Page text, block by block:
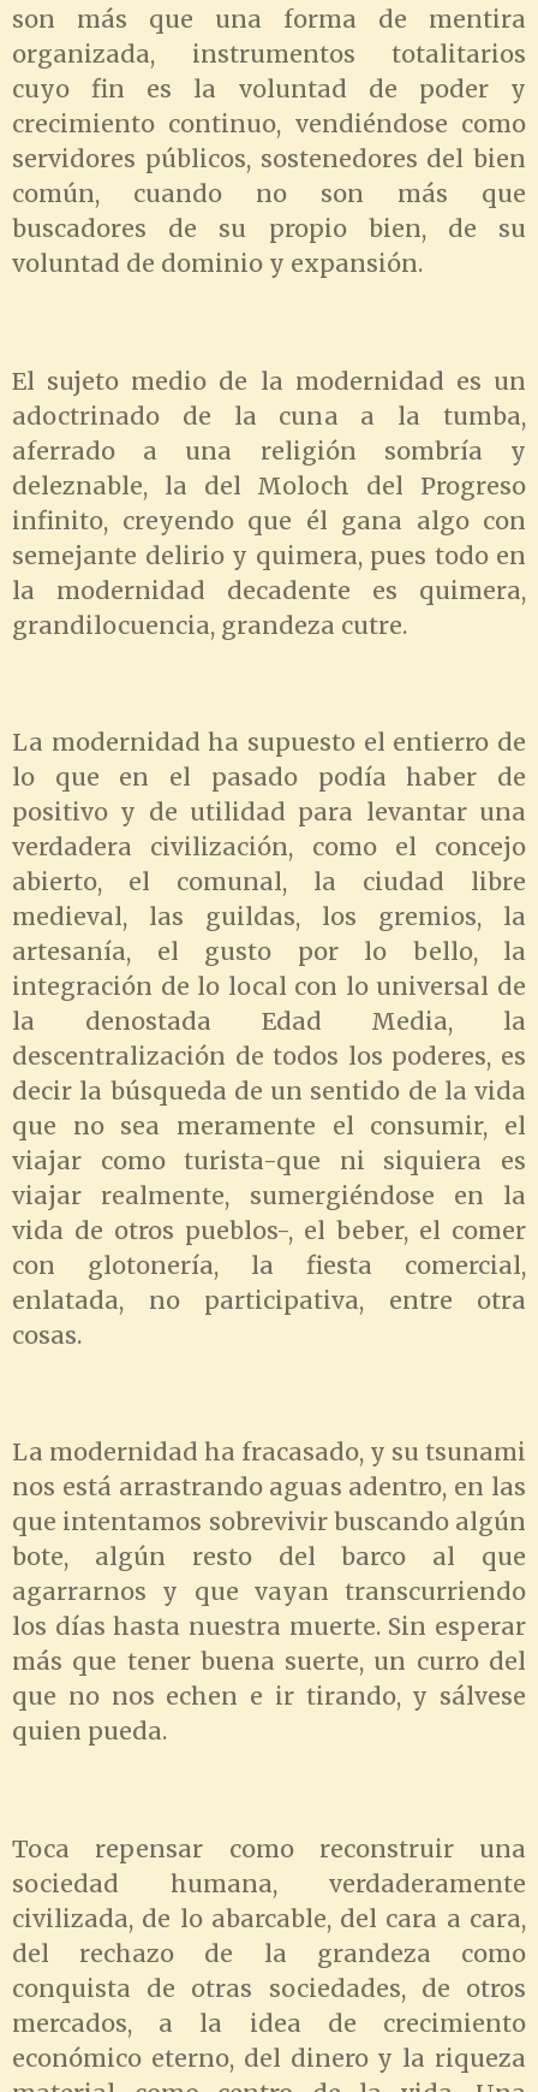
son más que una forma de mentira
organizada, instrumentos totalitarios
cuyo fin es la voluntad de poder y
crecimiento continuo, vendiéndose como
servidores públicos, sostenedores del bien
común, cuando no son más que
buscadores de su propio bien, de su
voluntad de dominio y expansión.
El sujeto medio de la modernidad es un
adoctrinado de la cuna a la tumba,
aferrado a una religión sombría y
deleznable, la del Moloch del Progreso
infinito, creyendo que él gana algo con
semejante delirio y quimera, pues todo en
la modernidad decadente es quimera,
grandilocuencia, grandeza cutre.
La modernidad ha supuesto el entierro de
lo que en el pasado podía haber de
positivo y de utilidad para levantar una
verdadera civilización, como el concejo
abierto, el comunal, la ciudad libre
medieval, las guildas, los gremios, la
artesanía, el gusto por lo bello, la
integración de lo local con lo universal de
la denostada Edad Media, la
descentralización de todos los poderes, es
decir la búsqueda de un sentido de la vida
que no sea meramente el consumir, el
viajar como turista-que ni siquiera es
viajar realmente, sumergiéndose en la
vida de otros pueblos-, el beber, el comer
con glotonería, la fiesta comercial,
enlatada, no participativa, entre otra
cosas.
La modernidad ha fracasado, y su tsunami
nos está arrastrando aguas adentro, en las
que intentamos sobrevivir buscando algún
bote, algún resto del barco al que
agarrarnos y que vayan transcurriendo
los días hasta nuestra muerte. Sin esperar
más que tener buena suerte, un curro del
que no nos echen e ir tirando, y sálvese
quien pueda.
Toca repensar como reconstruir una
sociedad humana, verdaderamente
civilizada, de lo abarcable, del cara a cara,
del rechazo de la grandeza como
conquista de otras sociedades, de otros
mercados, a la idea de crecimiento
económico eterno, del dinero y la riqueza